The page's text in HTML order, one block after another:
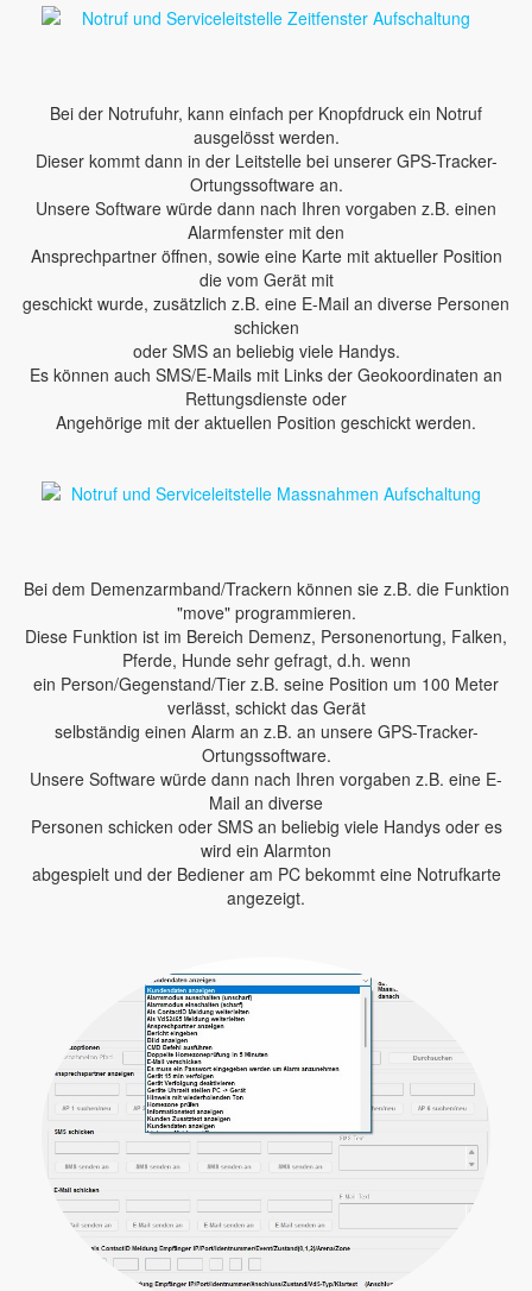
Bei der Notrufuhr, kann einfach per Knopfdruck ein Notruf
ausgelösst werden.
Dieser kommt dann in der Leitstelle bei unserer GPS-Tracker-
Ortungssoftware an.
Unsere Software würde dann nach Ihren vorgaben z.B. einen
Alarmfenster mit den
Ansprechpartner öffnen, sowie eine Karte mit aktueller Position
die vom Gerät mit
geschickt wurde, zusätzlich z.B. eine E-Mail an diverse Personen
schicken
oder SMS an beliebig viele Handys.
Es können auch SMS/E-Mails mit Links der Geokoordinaten an
Rettungsdienste oder
Angehörige mit der aktuellen Position geschickt werden.
Bei dem Demenzarmband/Trackern können sie z.B. die Funktion
"move" programmieren.
Diese Funktion ist im Bereich Demenz, Personenortung, Falken,
Pferde, Hunde sehr gefragt, d.h. wenn
ein Person/Gegenstand/Tier z.B. seine Position um 100 Meter
verlässt, schickt das Gerät
selbständig einen Alarm an z.B. an unsere GPS-Tracker-
Ortungssoftware.
Unsere Software würde dann nach Ihren vorgaben z.B. eine E-
Mail an diverse
Personen schicken oder SMS an beliebig viele Handys oder es
wird ein Alarmton
abgespielt und der Bediener am PC bekommt eine Notrufkarte
angezeigt.